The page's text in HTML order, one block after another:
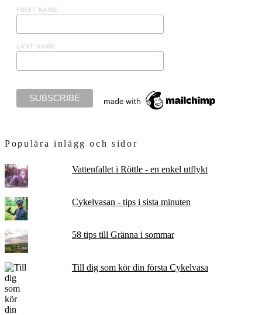
FIRST NAME
LAST NAME
Populära inlägg och sidor
Vattenfallet i Röttle - en enkel utflykt
Cykelvasan - tips i sista minuten
58 tips till Gränna i sommar
Till dig som kör din första Cykelvasa